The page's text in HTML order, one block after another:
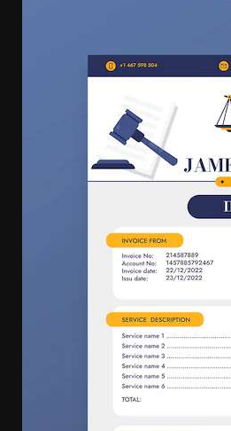
toteuttamiseen. Yli
luovien alojen
toimistojen ja
Suomi